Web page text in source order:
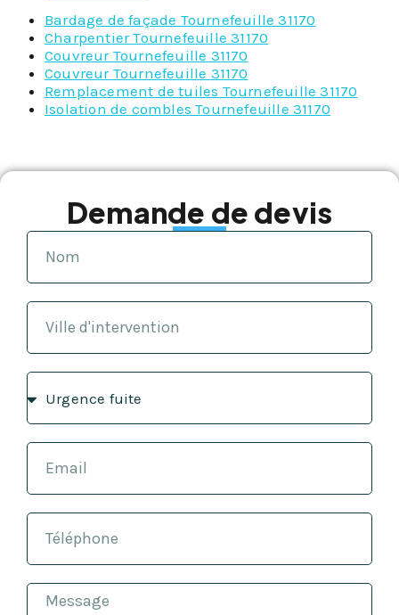
Bardage de façade Tournefeuille 31170
Charpentier Tournefeuille 31170
Couvreur Tournefeuille 31170
Couvreur Tournefeuille 31170
Remplacement de tuiles Tournefeuille 31170
Isolation de combles Tournefeuille 31170
Demande de devis